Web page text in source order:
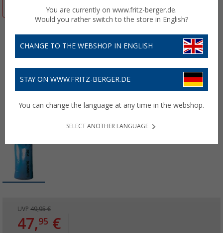
UVP 49,95 €
47,95 €
You are currently on www.fritz-berger.de.
Would you rather switch to the store in English?
CHANGE TO THE WEBSHOP IN ENGLISH
STAY ON WWW.FRITZ-BERGER.DE
You can change the language at any time in the webshop.
SELECT ANOTHER LANGUAGE